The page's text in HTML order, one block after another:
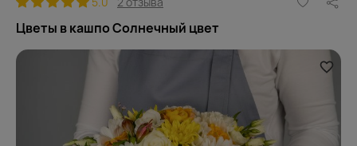
Цветы в кашпо Солнечный цвет